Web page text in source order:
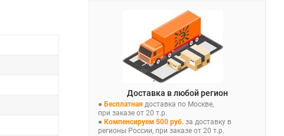
Доставка в любой регион
● Бесплатная доставка по Москве,
при заказе от 20 т.р.
● Компенсируем 500 руб. за доставку в
регионы России, при заказе от 20 т.р.